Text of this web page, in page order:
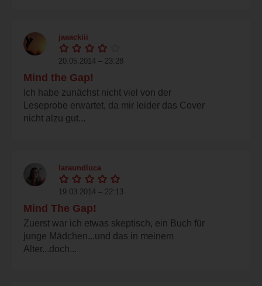
jaaackiii
20.05.2014 – 23:28
Mind the Gap!
Ich habe zunächst nicht viel von der
Leseprobe erwartet, da mir leider das Cover
nicht alzu gut...
laraundluca
19.03.2014 – 22:13
Mind The Gap!
Zuerst war ich etwas skeptisch, ein Buch für
junge Mädchen...und das in meinem
Alter...doch...